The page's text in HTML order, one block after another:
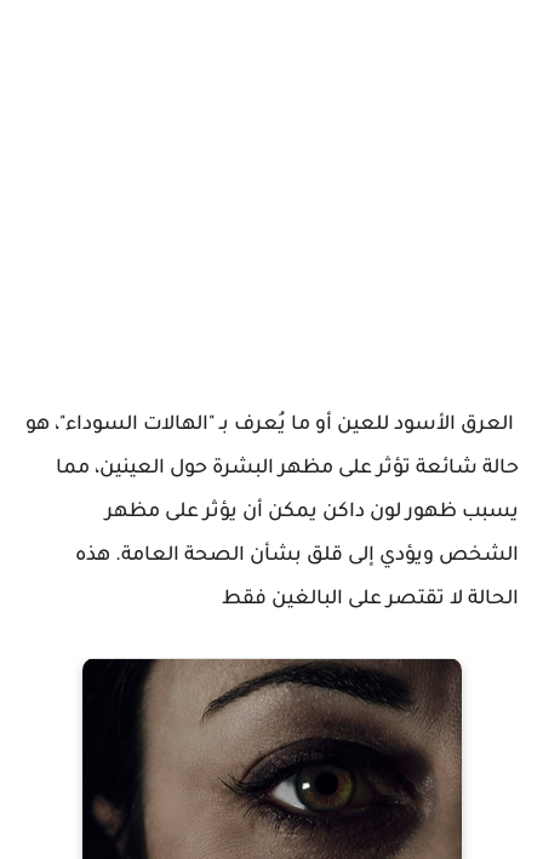
العرق الأسود للعين أو ما يُعرف بـ "الهالات السوداء"، هو
حالة شائعة تؤثر على مظهر البشرة حول العينين، مما
يسبب ظهور لون داكن يمكن أن يؤثر على مظهر
الشخص ويؤدي إلى قلق بشأن الصحة العامة. هذه
الحالة لا تقتصر على البالغين فقط